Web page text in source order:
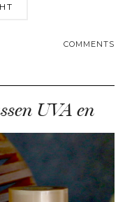
COMMENTS
UVA en